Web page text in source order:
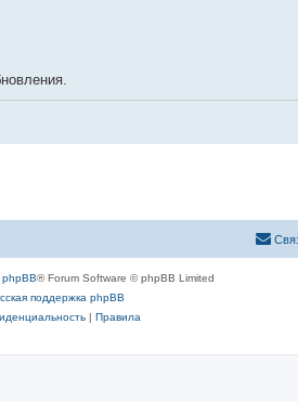
phpBB® Forum Software © phpBB Limited
поддержка phpBB
| Правила